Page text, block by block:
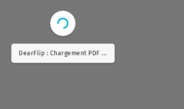
DearFlip : Chargement PDF 10% ...